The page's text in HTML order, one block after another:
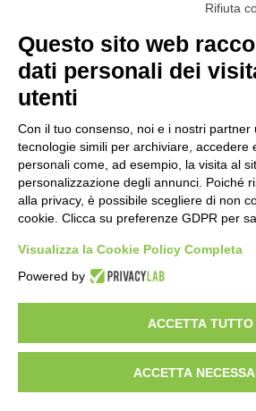
Importo netto (€):
Calcola
Scorporo IVA
Importo lordo (€):
Rifiuta
Questo sito web
dati personali dei
utenti
Con il tuo consenso, noi e i nostri partner
tecnologie simili per archiviare, accedere
personali come, ad esempio, la visita al
personalizzazione degli annunci. Poiché
alla privacy, è possibile scegliere di non
cookie. Clicca su preferenze GDPR per
Visualizza la Cookie Policy Completa
Powered by
ACCETTA TUTTO
ACCETTA